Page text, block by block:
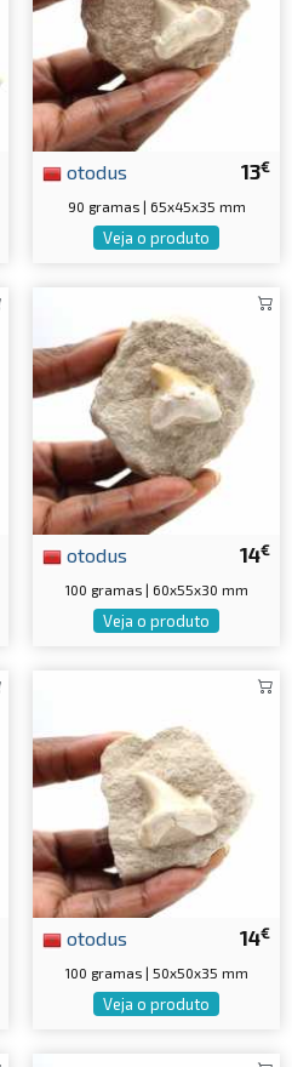
13€
otodus
90 gramas | 65x45x35 mm
Veja o produto
14€
otodus
100 gramas | 60x55x30 mm
Veja o produto
14€
otodus
100 gramas | 50x50x35 mm
Veja o produto